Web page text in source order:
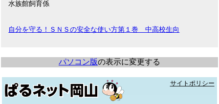
水族館飼育係
自分を守る！ＳＮＳの安全な使い方第１巻 中高校生向
パソコン版の表示に変更する
サイトポリシー